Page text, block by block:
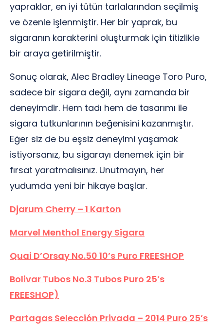
yapraklar, en iyi tütün tarlalarından seçilmiş
ve özenle işlenmiştir. Her bir yaprak, bu
sigaranın karakterini oluşturmak için titizlikle
bir araya getirilmiştir.
Sonuç olarak, Alec Bradley Lineage Toro Puro,
sadece bir sigara değil, aynı zamanda bir
deneyimdir. Hem tadı hem de tasarımı ile
sigara tutkunlarının beğenisini kazanmıştır.
Eğer siz de bu eşsiz deneyimi yaşamak
istiyorsanız, bu sigarayı denemek için bir
fırsat yaratmalısınız. Unutmayın, her
yudumda yeni bir hikaye başlar.
Djarum Cherry – 1 Karton
Marvel Menthol Energy Sigara
Quai D’Orsay No.50 10’s Puro FREESHOP
Bolivar Tubos No.3 Tubos Puro 25’s
FREESHOP)
Partagas Selección Privada – 2014 Puro 25’s